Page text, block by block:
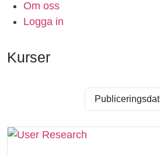
Om oss
Logga in
Kurser